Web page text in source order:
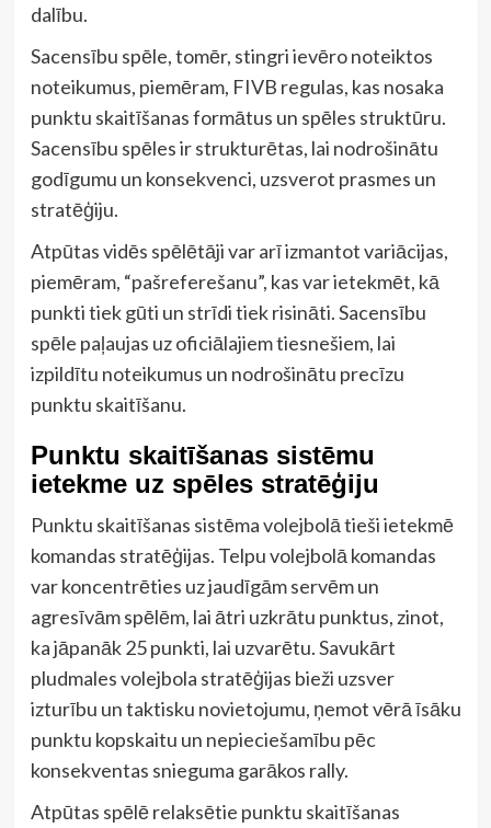
dalību.
Sacensību spēle, tomēr, stingri ievēro noteiktos
noteikumus, piemēram, FIVB regulas, kas nosaka
punktu skaitīšanas formātus un spēles struktūru.
Sacensību spēles ir strukturētas, lai nodrošinātu
godīgumu un konsekvenci, uzsverot prasmes un
stratēģiju.
Atpūtas vidēs spēlētāji var arī izmantot variācijas,
piemēram, “pašreferešanu”, kas var ietekmēt, kā
punkti tiek gūti un strīdi tiek risināti. Sacensību
spēle paļaujas uz oficiālajiem tiesnešiem, lai
izpildītu noteikumus un nodrošinātu precīzu
punktu skaitīšanu.
Punktu skaitīšanas sistēmu
ietekme uz spēles stratēģiju
Punktu skaitīšanas sistēma volejbolā tieši ietekmē
komandas stratēģijas. Telpu volejbolā komandas
var koncentrēties uz jaudīgām servēm un
agresīvām spēlēm, lai ātri uzkrātu punktus, zinot,
ka jāpanāk 25 punkti, lai uzvarētu. Savukārt
pludmales volejbola stratēģijas bieži uzsver
izturību un taktisku novietojumu, ņemot vērā īsāku
punktu kopskaitu un nepieciešamību pēc
konsekventas snieguma garākos rally.
Atpūtas spēlē relaksētie punktu skaitīšanas